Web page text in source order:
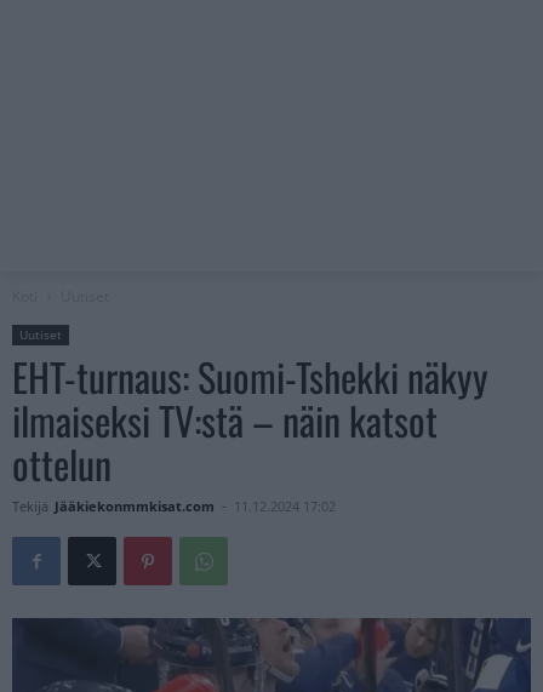
Uutiset
EHT-turnaus: Suomi-Tshekki näkyy
ilmaiseksi TV:stä – näin katsot
ottelun
Tekijä Jääkiekonmmkisat.com - 11.12.2024 17:02